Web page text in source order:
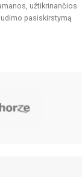
užtikrinančios
pasiskirstymą